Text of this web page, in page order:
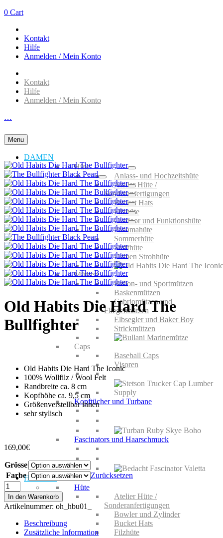
0 Cart
Kontakt
Hilfe
Anmelden / Mein Konto
Kontakt
Hilfe
Anmelden / Mein Konto
…
Menu
DAMEN
Hüte
Anlass- und Hochzeitshüte
Atelier Hüte /
Sonderanfertigungen
Bucket Hats
Filzhüte
Outdoor und Funktionshüte
Panamahüte
Sommerhüte
Stoffhüte
Damen Strohhüte
Mützen
Ballon- und Sportmützen
Baskenmützen
Cabriomützen und
Fliegermützen
Elbsegler und Baker Boy
Strickmützen
Caps
Baseball Caps
Visoren
Kopftücher und Turbane
Fascinators und Haarschmuck
HERREN
Hüte
Atelier Hüte /
Sonderanfertigungen
Bowler und Zylinder
Bucket Hats
Filzhüte
Old Habits Die Hard The
Bullfighter
Old Habits Die Hard The Iconic
100% Wollfilz / Wool Felt
Randbreite ca. 8 cm
Kopfhöhe ca. 9,5 cm
Größenverstellbar innen
sehr stylisch
169,00€
Grösse
Farbe
Zurücksetzen
Old
Habits
Die
Hard
Bullfighter
In den Warenkorb
Artikelnummer: oh_hbu01_
Beschreibung
Zusätzliche Information